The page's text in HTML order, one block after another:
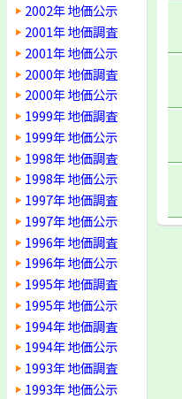
2002年 地価公示
2001年 地価調査
2001年 地価公示
2000年 地価調査
2000年 地価公示
1999年 地価調査
1999年 地価公示
1998年 地価調査
1998年 地価公示
1997年 地価調査
1997年 地価公示
1996年 地価調査
1996年 地価公示
1995年 地価調査
1995年 地価公示
1994年 地価調査
1994年 地価公示
1993年 地価調査
1993年 地価公示